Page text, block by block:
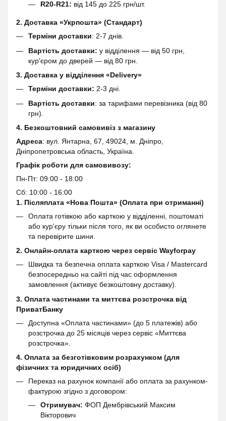
R20-R21: від 145 до 225 грн/шт.
2. Доставка «Укрпошта» (Стандарт)
Терміни доставки: 2-7 днів.
Вартість доставки: у відділення — від 50 грн,
кур'єром до дверей — від 80 грн.
3. Доставка у відділення «Delivery»
Терміни доставки: 2-3 дні.
Вартість доставки: за тарифами перевізника (від 80
грн).
4. Безкоштовний самовивіз з магазину
Адреса: вул. Янтарна, 67, 49024, м. Дніпро,
Дніпропетровська область, Україна.
Графік роботи для самовивозу:
Пн-Пт: 09:00 - 18:00
Сб: 10:00 - 16:00
1. Післяплата «Нова Пошта» (Оплата при отриманні)
Оплата готівкою або карткою у відділенні, поштоматі
або кур'єру тільки після того, як ви особисто оглянете
та перевірите шини.
2. Онлайн-оплата карткою через сервіс Wayforpay
Швидка та безпечна оплата карткою Visa / Mastercard
безпосередньо на сайті під час оформлення
замовлення (активує безкоштовну доставку).
3. Оплата частинами та миттєва розстрочка від
ПриватБанку
Доступна «Оплата частинами» (до 5 платежів) або
розстрочка до 25 місяців через сервіс «Миттєва
розстрочка».
4. Оплата за безготівковим розрахунком (для
фізичних та юридичних осіб)
Переказ на рахунок компанії або оплата за рахунком-
фактурою згідно з договором:
Отримувач: ФОП Дембрівський Максим
Вікторович